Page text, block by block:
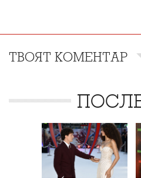
ТВОЯТ КОМЕНТАР